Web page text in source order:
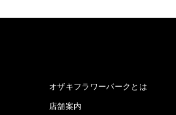
オザキフラワーパークとは
店舗案内